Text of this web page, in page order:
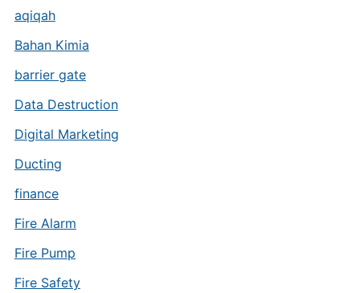
aqiqah
Bahan Kimia
barrier gate
Data Destruction
Digital Marketing
Ducting
finance
Fire Alarm
Fire Pump
Fire Safety